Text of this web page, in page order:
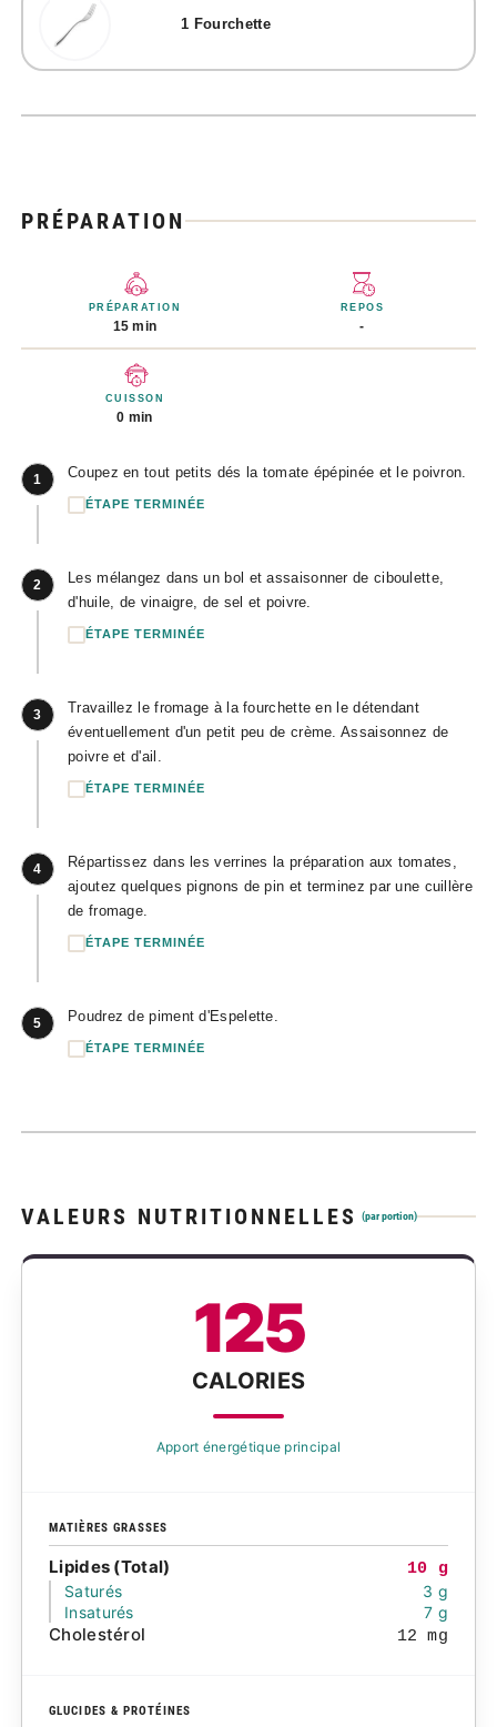
1 Fourchette
PRÉPARATION
PRÉPARATION
15 min
REPOS
-
CUISSON
0 min
1 Coupez en tout petits dés la tomate épépinée et le poivron.
ÉTAPE TERMINÉE
2
Les mélangez dans un bol et assaisonner de ciboulette,
d'huile, de vinaigre, de sel et poivre.
ÉTAPE TERMINÉE
3
Travaillez le fromage à la fourchette en le détendant
éventuellement d'un petit peu de crème. Assaisonnez de
poivre et d'ail.
ÉTAPE TERMINÉE
4
Répartissez dans les verrines la préparation aux tomates,
ajoutez quelques pignons de pin et terminez par une cuillère
de fromage.
ÉTAPE TERMINÉE
5 Poudrez de piment d'Espelette.
ÉTAPE TERMINÉE
VALEURS NUTRITIONNELLES (par portion)
125
CALORIES
Apport énergétique principal
MATIÈRES GRASSES
Lipides (Total)
10 g
Saturés
3 g
Insaturés
7 g
Cholestérol 12 mg
GLUCIDES & PROTÉINES